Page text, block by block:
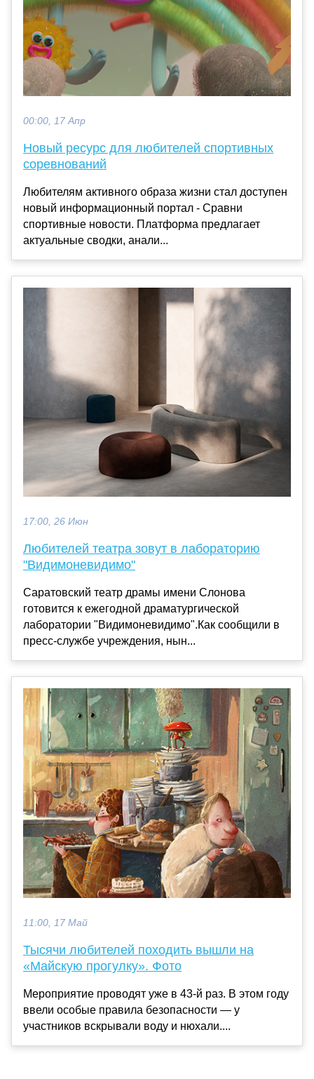
00:00, 17 Апр
Новый ресурс для любителей спортивных
соревнований
Любителям активного образа жизни стал доступен
новый информационный портал - Сравни
спортивные новости. Платформа предлагает
актуальные сводки, анали...
17:00, 26 Июн
Любителей театра зовут в лабораторию
"Видимоневидимо"
Саратовский театр драмы имени Слонова
готовится к ежегодной драматургической
лаборатории "Видимоневидимо".Как сообщили в
пресс-службе учреждения, нын...
11:00, 17 Май
Тысячи любителей походить вышли на
«Майскую прогулку». Фото
Мероприятие проводят уже в 43-й раз. В этом году
ввели особые правила безопасности — у
участников вскрывали воду и нюхали....